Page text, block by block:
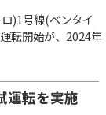
)1号線(ベンタイ
転開始が、2024年
運転を実施